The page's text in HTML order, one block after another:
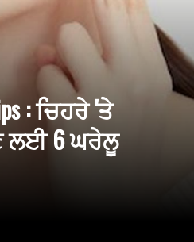
: ਚਿਹਰੇ 'ਤੇ
ਲਈ 6 ਘਰੇਲੂ